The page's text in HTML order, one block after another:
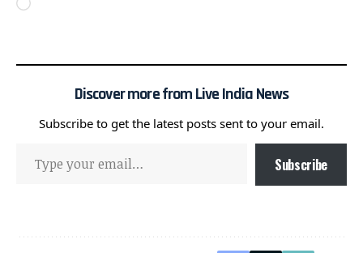
Discover more from Live India News
Subscribe to get the latest posts sent to your email.
Subscribe